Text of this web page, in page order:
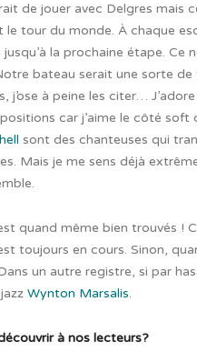
de jouer avec Delgres mais
tour du monde. À chaque
la prochaine étape. Ce
bateau serait une sorte de
j’ose à peine les citer…
car j’aime le côté soft
sont des chanteuses qui
Mais je me sens déjà
quand même bien trouvés !
toujours en cours. Sinon,
un autre registre, si par
Wynton Marsalis.
à nos lecteurs?